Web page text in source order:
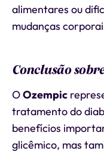
alimentares ou
mudanças
Conclusão
OOzempic
tratamento do
benefícios
glicêmico, mas